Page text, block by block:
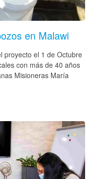
en Malawi
proyecto el 1 de Octubre
con más de 40 años
Misioneras María